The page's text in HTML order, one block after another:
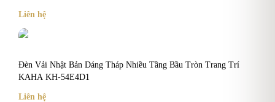
Liên hệ
Đèn Vải Nhật Bản Dáng Tháp Nhiều Tầng Bầu Tròn Trang Trí
KAHA KH-54E4D1
Liên hệ